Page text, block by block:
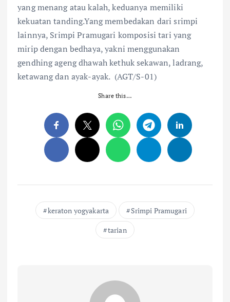
yang menang atau kalah, keduanya memiliki
kekuatan tanding.Yang membedakan dari srimpi
lainnya, Srimpi Pramugari komposisi tari yang
mirip dengan bedhaya, yakni menggunakan
gendhing ageng dhawah kethuk sekawan, ladrang,
ketawang dan ayak-ayak. (AGT/S-01)
Share this…
keraton yogyakarta
Srimpi Pramugari
tarian